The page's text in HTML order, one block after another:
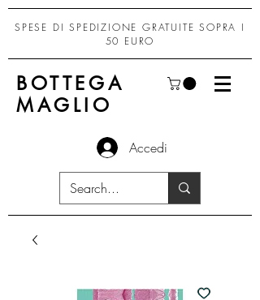
SPESE DI SPEDIZIONE GRATUITE SOPRA I
50 EURO
BOTTEGA
MAGLIO
Accedi